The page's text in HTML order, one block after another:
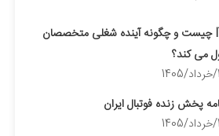
آزمون ITIL چیست و چگونه آینده شغلی متخصصان
پخش زنده فوتبال ایران